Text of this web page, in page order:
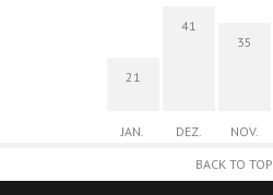
21
JAN.
41
DEZ.
35
NOV.
BACK TO TOP